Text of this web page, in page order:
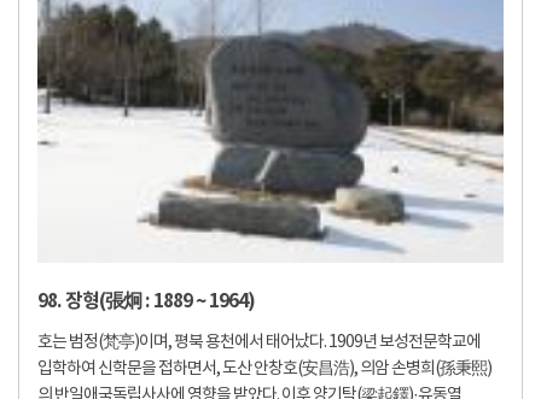
98. 장형(張炯 : 1889 ~ 1964)
호는 범정(梵亭)이며, 평북 용천에서 태어났다. 1909년 보성전문학교에
입학하여 신학문을 접하면서, 도산 안창호(安昌浩), 의암 손병희(孫秉熙)
의 반일애국독립사사에 영향을 받았다. 이후 양기탁(梁起鐸)·유동열